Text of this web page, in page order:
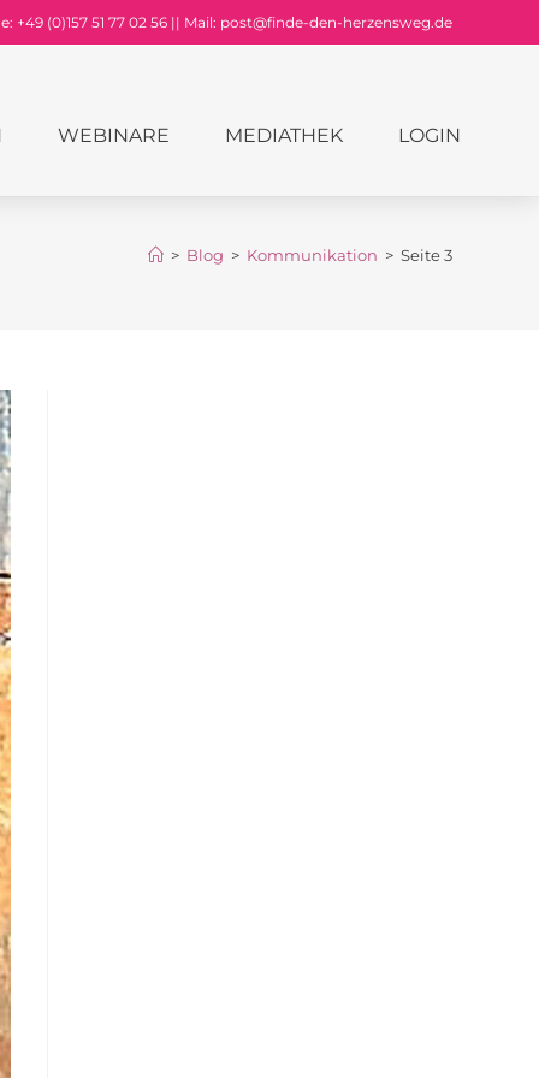
+49 (0)157 51 77 02 56 || Mail: post@finde-den-herzensweg.de
WEBINARE MEDIATHEK LOGIN
> Blog > Kommunikation > Seite 3